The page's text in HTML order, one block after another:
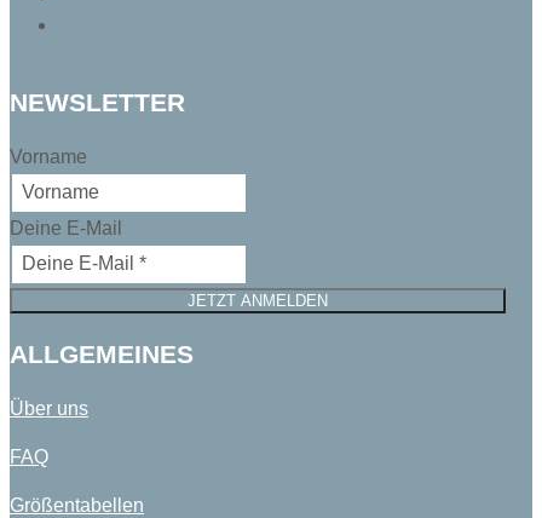
NEWSLETTER
Vorname
Deine E-Mail
JETZT ANMELDEN
ALLGEMEINES
Über uns
FAQ
Größentabellen